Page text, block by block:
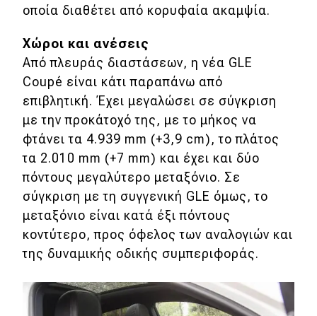
οποία διαθέτει από κορυφαία ακαμψία.
Xώροι και ανέσεις
Από πλευράς διαστάσεων, η νέα GLE
Coupé είναι κάτι παραπάνω από
επιβλητική. Έχει μεγαλώσει σε σύγκριση
με την προκάτοχό της, με το μήκος να
φτάνει τα 4.939 mm (+3,9 cm), το πλάτος
τα 2.010 mm (+7 mm) και έχει και δύο
πόντους μεγαλύτερο μεταξόνιο. Σε
σύγκριση με τη συγγενική GLE όμως, το
μεταξόνιο είναι κατά έξι πόντους
κοντύτερο, προς όφελος των αναλογιών και
της δυναμικής οδικής συμπεριφοράς.